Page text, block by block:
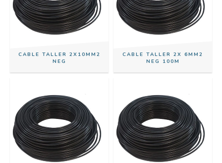
CABLE TALLER 2X10MM2
NEG
CABLE TALLER 2X 6MM2
NEG 100M